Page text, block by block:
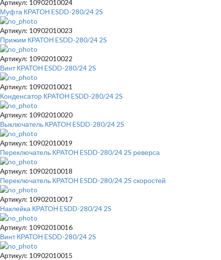
Артикул: 10902010024
Муфта КРАТОН ESDD-280/24 2S
Артикул: 10902010023
Прижим КРАТОН ESDD-280/24 2S
Артикул: 10902010022
Винт КРАТОН ESDD-280/24 2S
Артикул: 10902010021
Конденсатор КРАТОН ESDD-280/24 2S
Артикул: 10902010020
Выключатель КРАТОН ESDD-280/24 2S
Артикул: 10902010019
Переключатель КРАТОН ESDD-280/24 2S реверса
Артикул: 10902010018
Переключатель КРАТОН ESDD-280/24 2S скоростей
Артикул: 10902010017
Наклейка КРАТОН ESDD-280/24 2S
Артикул: 10902010016
Винт КРАТОН ESDD-280/24 2S
Артикул: 10902010015